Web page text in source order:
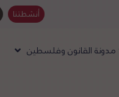
أنشطتنا
مدونة القانون وفلسطين